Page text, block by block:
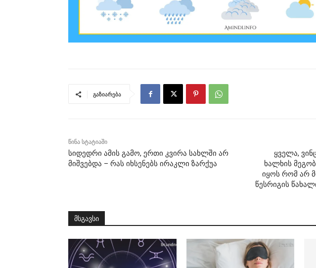
გაზიარება
წინა სტატიაში
სიდედრი ამის გამო, ერთი კვირა სახლში არ
მიშვებდა – რას იხსენებს ირაკლი ზარქუა
ყველა,
ხალხის
იყოს რომ არ
წესრიგის
მსგავსი